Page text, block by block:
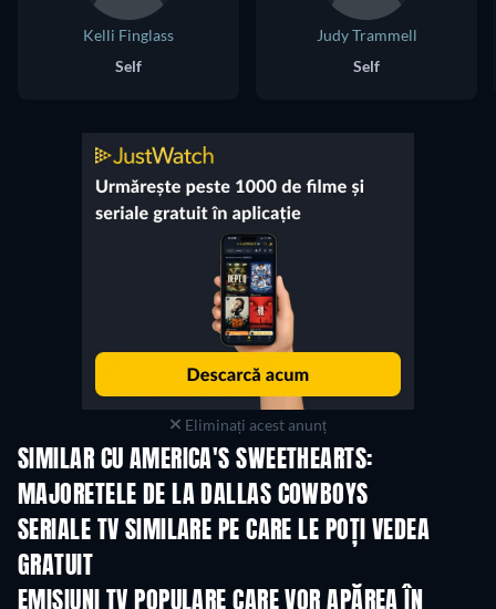
Kelli Finglass
Self
Judy Trammell
Self
Eliminați acest anunț
SIMILAR CU AMERICA'S SWEETHEARTS:
MAJORETELE DE LA DALLAS COWBOYS
TV TV
SERIALE TV SIMILARE PE CARE LE POȚI VEDEA
GRATUIT
EMISIUNI TV POPULARE CARE VOR APĂREA ÎN